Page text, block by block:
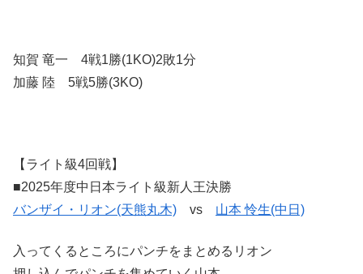
知賀 竜一 4戦1勝(1KO)2敗1分
加藤 陸 5戦5勝(3KO)
【ライト級4回戦】
■2025年度中日本ライト級新人王決勝
バンザイ・リオン(天熊丸木) vs 山本 怜生(中日)
入ってくるところにパンチをまとめるリオン